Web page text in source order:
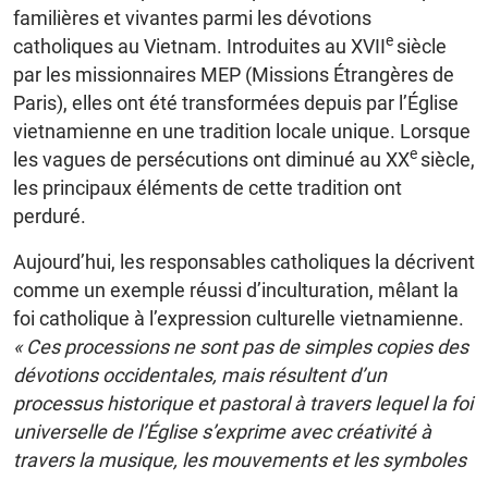
familières et vivantes parmi les dévotions
catholiques au Vietnam. Introduites au XVIIe siècle
par les missionnaires MEP (Missions Étrangères de
Paris), elles ont été transformées depuis par l’Église
vietnamienne en une tradition locale unique. Lorsque
les vagues de persécutions ont diminué au XXe siècle,
les principaux éléments de cette tradition ont
perduré.
Aujourd’hui, les responsables catholiques la décrivent
comme un exemple réussi d’inculturation, mêlant la
foi catholique à l’expression culturelle vietnamienne.
« Ces processions ne sont pas de simples copies des
dévotions occidentales, mais résultent d’un
processus historique et pastoral à travers lequel la foi
universelle de l’Église s’exprime avec créativité à
travers la musique, les mouvements et les symboles